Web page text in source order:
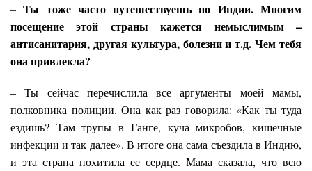
–Ты тоже часто путешествуешь по Индии. Многим
посещение этой страны кажется немыслимым –
антисанитария, другая культура, болезни и т.д. Чем тебя
она привлекла?
– Ты сейчас перечислила все аргументы моей мамы,
полковника полиции. Она как раз говорила: «Как ты туда
ездишь? Там трупы в Ганге, куча микробов, кишечные
инфекции и так далее». В итоге она сама съездила в Индию,
и эта страна похитила ее сердце. Мама сказала, что всю